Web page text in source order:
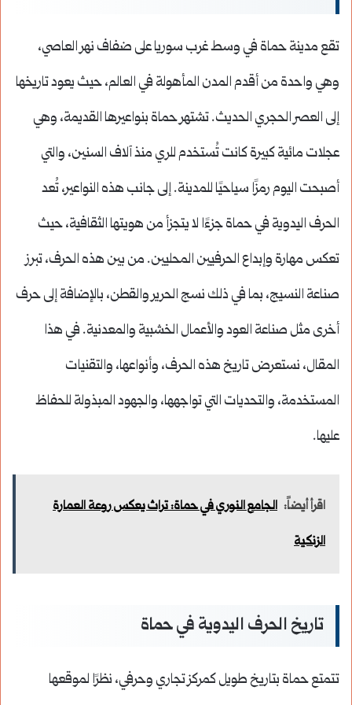
تقع مدينة حماة في وسط غرب سوريا على ضفاف نهر العاصي،
وهي واحدة من أقدم المدن المأهولة في العالم، حيث يعود تاريخها
إلى العصر الحجري الحديث. تشتهر حماة بنواعيرها القديمة، وهي
عجلات مائية كبيرة كانت تُستخدم للري منذ آلاف السنين، والتي
أصبحت اليوم رمزًا سياحيًا للمدينة. إلى جانب هذه النواعير، تُعد
الحرف اليدوية في حماة جزءًا لا يتجزأ من هويتها الثقافية، حيث
تعكس مهارة وإبداع الحرفيين المحليين. من بين هذه الحرف، تبرز
صناعة النسيج، بما في ذلك نسج الحرير والقطن، بالإضافة إلى حرف
أخرى مثل صناعة العود والأعمال الخشبية والمعدنية. في هذا
المقال، نستعرض تاريخ هذه الحرف، وأنواعها، والتقنيات
المستخدمة، والتحديات التي تواجهها، والجهود المبذولة للحفاظ
عليها.
اقرأ أيضاً: الجامع النوري في حماة: تراث يعكس روعة العمارة
الزنكية
تاريخ الحرف اليدوية في حماة
تتمتع حماة بتاريخ طويل كمركز تجاري وحرفي، نظرًا لموقعها